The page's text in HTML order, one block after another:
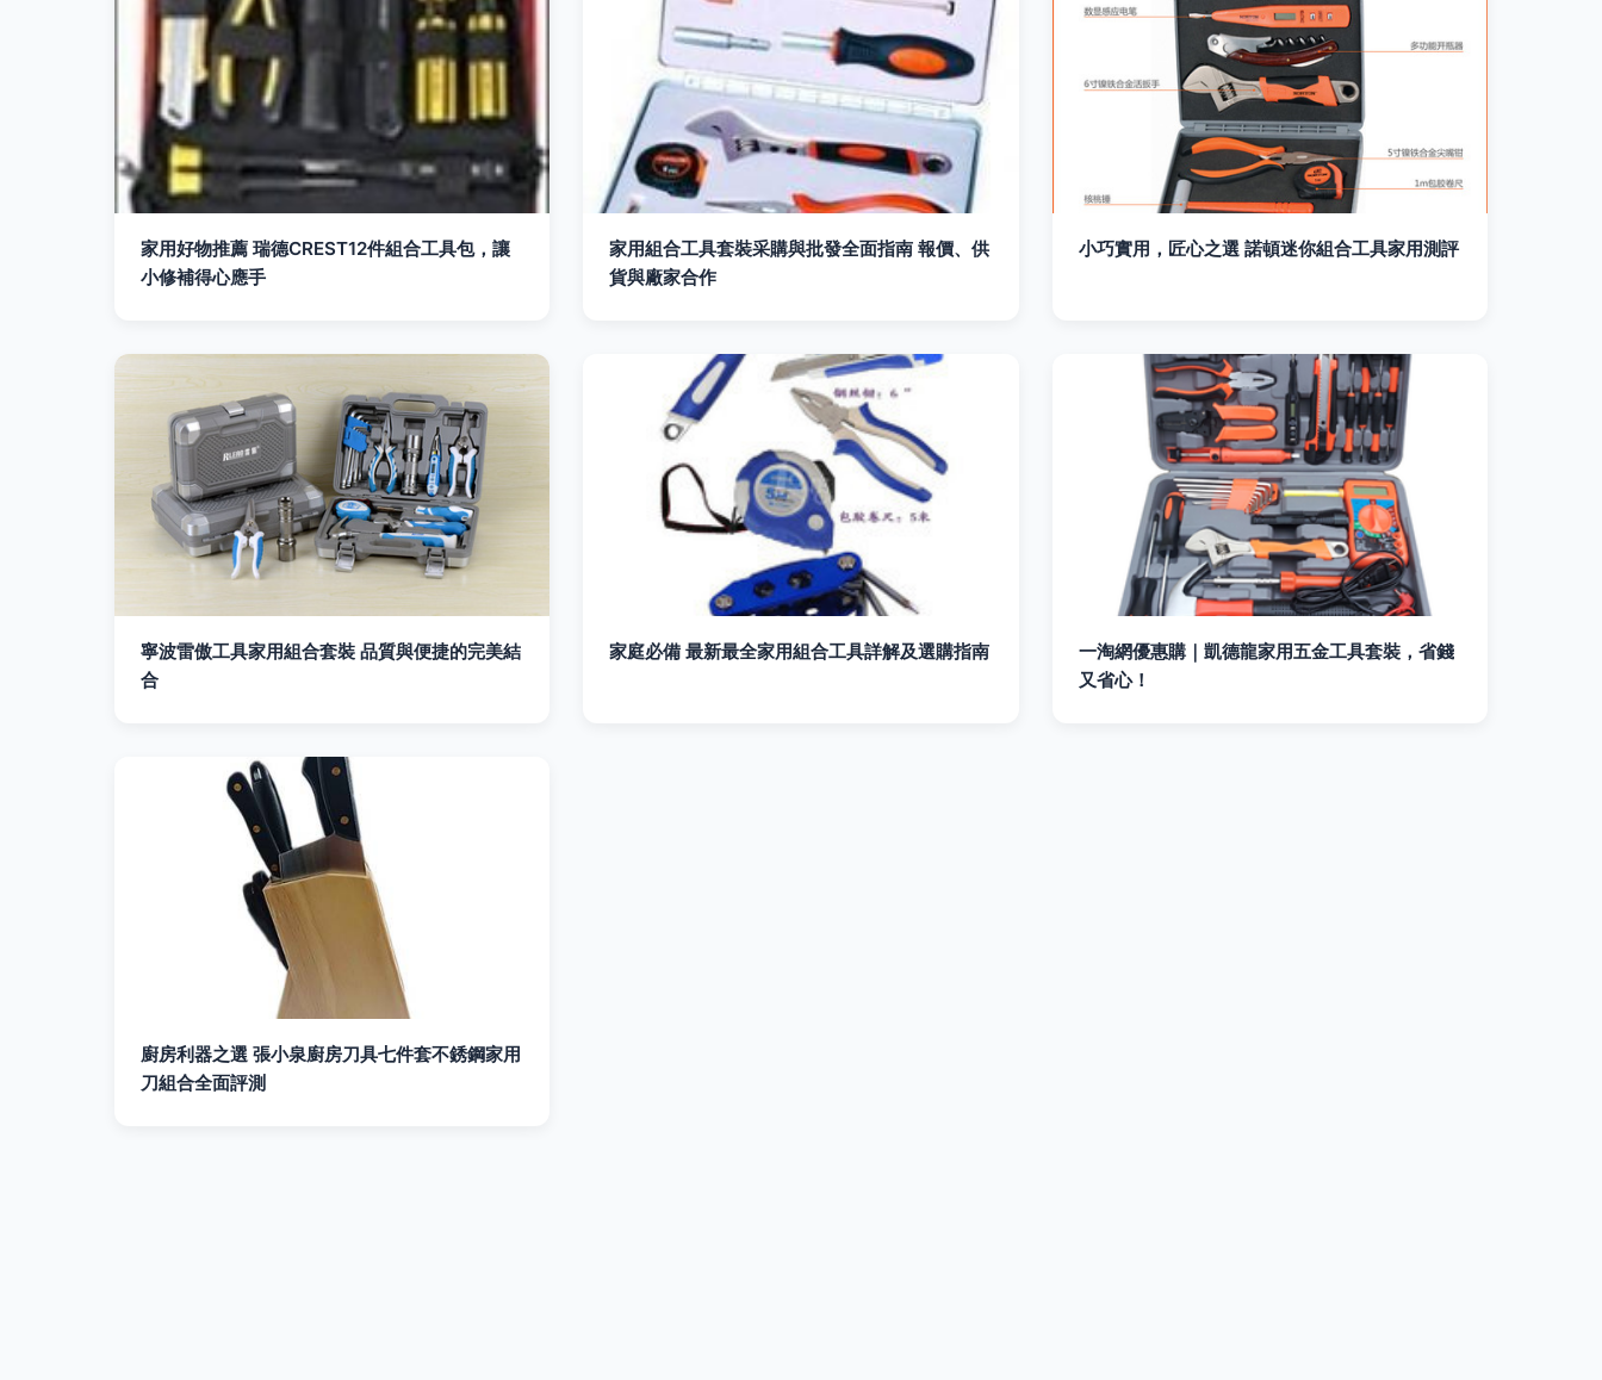
家用好物推薦 瑞德CREST12件組合工具包，讓
小修補得心應手
家用組合工具套裝采購與批發全面指南 報價、供
貨與廠家合作
小巧實用，匠心之選 諾頓迷你組合工具家用測評
寧波雷傲工具家用組合套裝 品質與便捷的完美結
合
家庭必備 最新最全家用組合工具詳解及選購指南
一淘網優惠購｜凱德龍家用五金工具套裝，省錢
又省心！
廚房利器之選 張小泉廚房刀具七件套不銹鋼家用
刀組合全面評測